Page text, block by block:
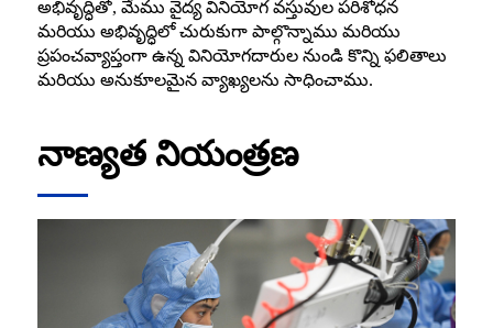
అభివృద్ధితో, మేము వైద్య వినియోగ వస్తువుల పరిశోధన
మరియు అభివృద్ధిలో చురుకుగా పాల్గొన్నాము మరియు
ప్రపంచవ్యాప్తంగా ఉన్న వినియోగదారుల నుండి కొన్ని ఫలితాలు
మరియు అనుకూలమైన వ్యాఖ్యలను సాధించాము.
నాణ్యత నియంత్రణ